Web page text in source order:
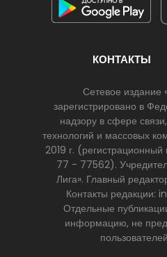
КОНТАКТЫ
Сетевое издание
зарегистрировано в
надзору в сфере
технологий и массовых
2019 г.
77 - 77562).
Лига». Главный
Контакты редакции:
Отдельные
информацию, не